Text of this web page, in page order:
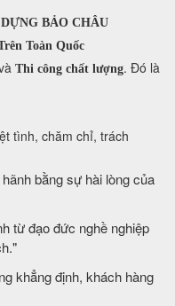
BẢO CHÂU
Toàn Quốc
Thi công chất lượng. Đó là
tình, chăm chỉ, trách
bằng sự hài lòng của
từ đạo đức nghề nghiệp
khẳng định, khách hàng